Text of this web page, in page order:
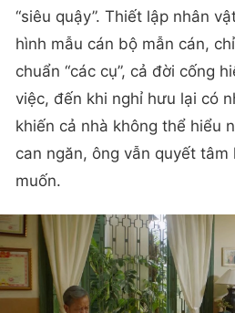
“siêu quậy”. Thiết lập nhân
hình mẫu cán bộ mẫn cán,
chuẩn “các cụ”, cả đời cống
việc, đến khi nghỉ hưu lại có
khiến cả nhà không thể hiểu
can ngăn, ông vẫn quyết tâm
muốn.